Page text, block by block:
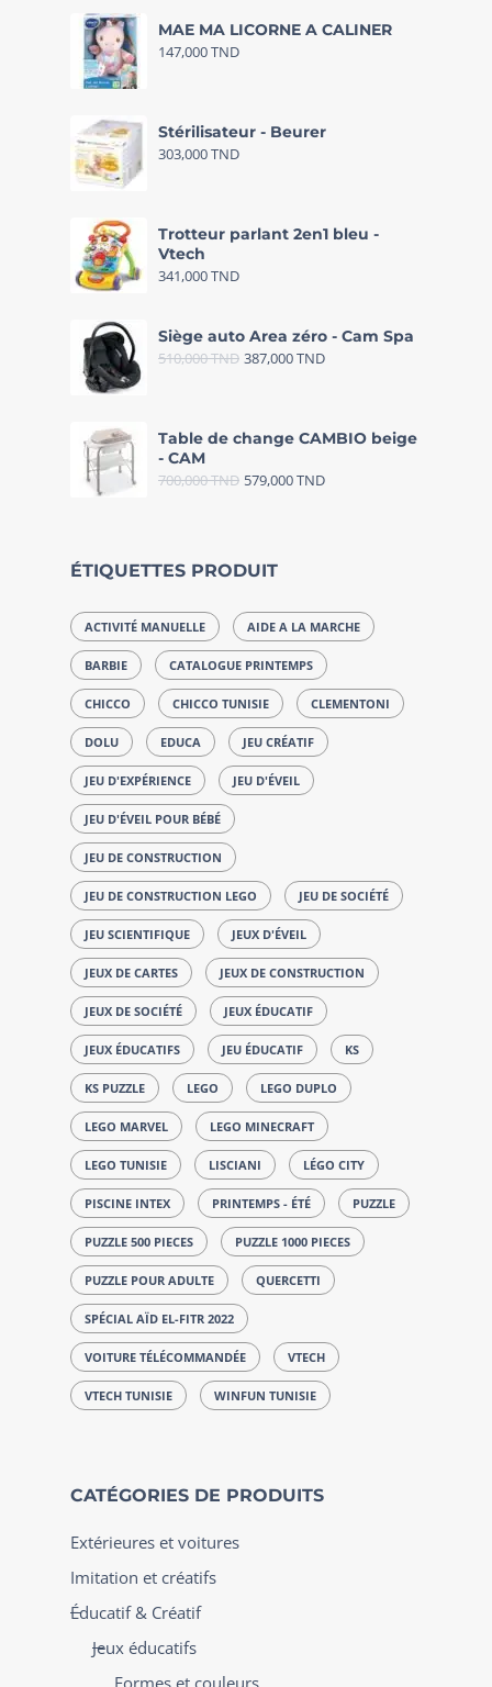
MAE MA LICORNE A CALINER
147,000TND
Stérilisateur - Beurer
303,000TND
Trotteur parlant 2en1 bleu -
Vtech
341,000TND
Siège auto Area zéro - Cam Spa
510,000TND 387,000TND
Table de change CAMBIO beige
- CAM
700,000TND 579,000TND
ÉTIQUETTES PRODUIT
ACTIVITÉ MANUELLE AIDE A LA MARCHE
BARBIE CATALOGUE PRINTEMPS
CHICCO CHICCO TUNISIE CLEMENTONI
DOLU EDUCA JEU CRÉATIF
JEU D'EXPÉRIENCE JEU D'ÉVEIL
JEU D'ÉVEIL POUR BÉBÉ
JEU DE CONSTRUCTION
JEU DE CONSTRUCTION LEGO JEU DE SOCIÉTÉ
JEU SCIENTIFIQUE JEUX D'ÉVEIL
JEUX DE CARTES JEUX DE CONSTRUCTION
JEUX DE SOCIÉTÉ JEUX ÉDUCATIF
JEUX ÉDUCATIFS JEU ÉDUCATIF KS
KS PUZZLE LEGO LEGO DUPLO
LEGO MARVEL LEGO MINECRAFT
LEGO TUNISIE LISCIANI LÉGO CITY
PISCINE INTEX PRINTEMPS - ÉTÉ PUZZLE
PUZZLE 500 PIECES PUZZLE 1000 PIECES
PUZZLE POUR ADULTE QUERCETTI
SPÉCIAL AÏD EL-FITR 2022
VOITURE TÉLÉCOMMANDÉE VTECH
VTECH TUNISIE WINFUN TUNISIE
CATÉGORIES DE PRODUITS
Extérieures et voitures
Imitation et créatifs
Éducatif & Créatif
Jeux éducatifs